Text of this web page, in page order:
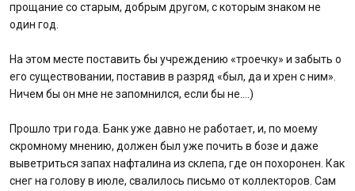
прощание со старым, добрым другом, с которым знаком не
один год.
На этом месте поставить бы учреждению «троечку» и забыть о
его существовании, поставив в разряд «был, да и хрен с ним».
Ничем бы он мне не запомнился, если бы не….)
Прошло три года. Банк уже давно не работает, и, по моему
скромному мнению, должен был уже почить в бозе и даже
выветриться запах нафталина из склепа, где он похоронен. Как
снег на голову в июле, свалилось письмо от коллекторов. Сам